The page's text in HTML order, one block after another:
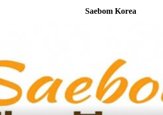
Saebom Korea